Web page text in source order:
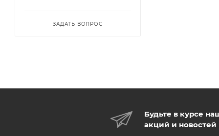
ЗАДАТЬ ВОПРОС
Будьте в курсе
акций и новостей